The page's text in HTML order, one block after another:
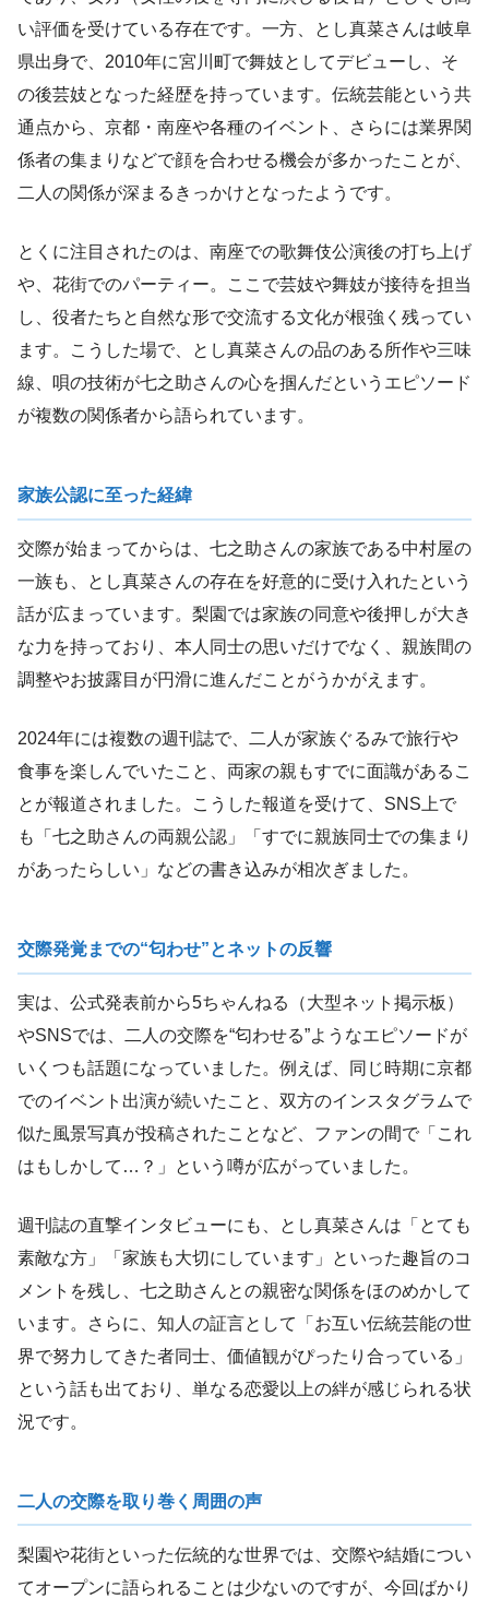
い評価を受けている存在です。一方、とし真菜さんは岐阜
県出身で、2010年に宮川町で舞妓としてデビューし、そ
の後芸妓となった経歴を持っています。伝統芸能という共
通点から、京都・南座や各種のイベント、さらには業界関
係者の集まりなどで顔を合わせる機会が多かったことが、
二人の関係が深まるきっかけとなったようです。
とくに注目されたのは、南座での歌舞伎公演後の打ち上げ
や、花街でのパーティー。ここで芸妓や舞妓が接待を担当
し、役者たちと自然な形で交流する文化が根強く残ってい
ます。こうした場で、とし真菜さんの品のある所作や三味
線、唄の技術が七之助さんの心を掴んだというエピソード
が複数の関係者から語られています。
家族公認に至った経緯
交際が始まってからは、七之助さんの家族である中村屋の
一族も、とし真菜さんの存在を好意的に受け入れたという
話が広まっています。梨園では家族の同意や後押しが大き
な力を持っており、本人同士の思いだけでなく、親族間の
調整やお披露目が円滑に進んだことがうかがえます。
2024年には複数の週刊誌で、二人が家族ぐるみで旅行や
食事を楽しんでいたこと、両家の親もすでに面識があるこ
とが報道されました。こうした報道を受けて、SNS上で
も「七之助さんの両親公認」「すでに親族同士での集まり
があったらしい」などの書き込みが相次ぎました。
交際発覚までの“匂わせ”とネットの反響
実は、公式発表前から5ちゃんねる（大型ネット掲示板）
やSNSでは、二人の交際を“匂わせる”ようなエピソードが
いくつも話題になっていました。例えば、同じ時期に京都
でのイベント出演が続いたこと、双方のインスタグラムで
似た風景写真が投稿されたことなど、ファンの間で「これ
はもしかして…？」という噂が広がっていました。
週刊誌の直撃インタビューにも、とし真菜さんは「とても
素敵な方」「家族も大切にしています」といった趣旨のコ
メントを残し、七之助さんとの親密な関係をほのめかして
います。さらに、知人の証言として「お互い伝統芸能の世
界で努力してきた者同士、価値観がぴったり合っている」
という話も出ており、単なる恋愛以上の絆が感じられる状
況です。
二人の交際を取り巻く周囲の声
梨園や花街といった伝統的な世界では、交際や結婚につい
てオープンに語られることは少ないのですが、今回ばかり